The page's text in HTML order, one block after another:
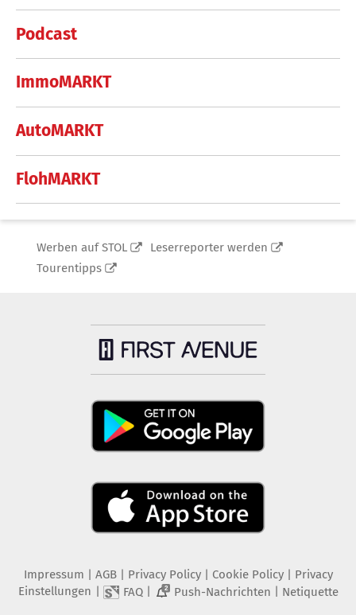
Podcast
ImmoMARKT
AutoMARKT
FlohMARKT
Werben auf STOL
Leserreporter werden
Tourentipps
Impressum AGB Privacy Policy| Cookie Policy| Privacy
Einstellungen
FAQ| 2 Push-Nachrichten Netiquette